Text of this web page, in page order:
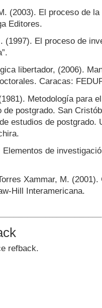
(2003). El proceso de
Editores.
(1997). El proceso de
libertador, (2006).
Caracas:
Metodología para
de postgrado. San
estudios de postgrado.
Elementos de
Xammar, M.
Hill Interamericana.
refback.